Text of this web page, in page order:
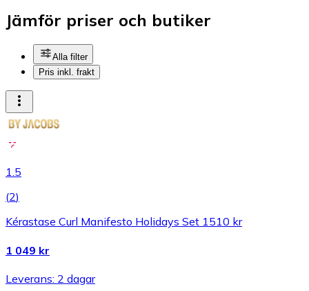
Jämför priser och butiker
Alla filter
Pris inkl. frakt
1.5
(2)
Kérastase Curl Manifesto Holidays Set 1510 kr
1 049 kr
Leverans: 2 dagar